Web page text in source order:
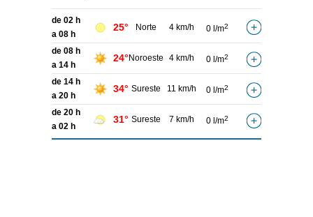
de 02 h
a 08 h
25° Norte 4 km/h 0 l/m2
de 08 h
a 14 h
24° Noroeste 4 km/h 0 l/m2
de 14 h
a 20 h
34° Sureste 11 km/h 0 l/m2
de 20 h
a 02 h
31° Sureste 7 km/h 0 l/m2